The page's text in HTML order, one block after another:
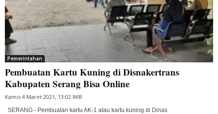
Pemerintahan
Pembuatan Kartu Kuning di Disnakertrans
Kabupaten Serang Bisa Online
Kamis 4 Maret 2021, 13:02 WIB
SERANG - Pembuatan kartu AK-1 atau kartu kuning di Dinas